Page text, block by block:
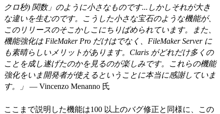
クロ秒) 関数」のように小さなものです...しかしそれが大き
な違いを生むのです。こうした小さな宝石のような機能が、
このリリースのそこかしこにちりばめられています。また、
機能強化は FileMaker Pro だけはでなく、FileMaker Server に
も素晴らしいメリットがあります。Claris がどれだけ多くの
ことを成し遂げたのかを見るのが楽しみです。これらの機能
強化をいま開発者が使えるということに本当に感謝していま
す。」
— Vincenzo Menanno 氏
ここまで説明した機能は100 以上のバグ修正と同様に、この